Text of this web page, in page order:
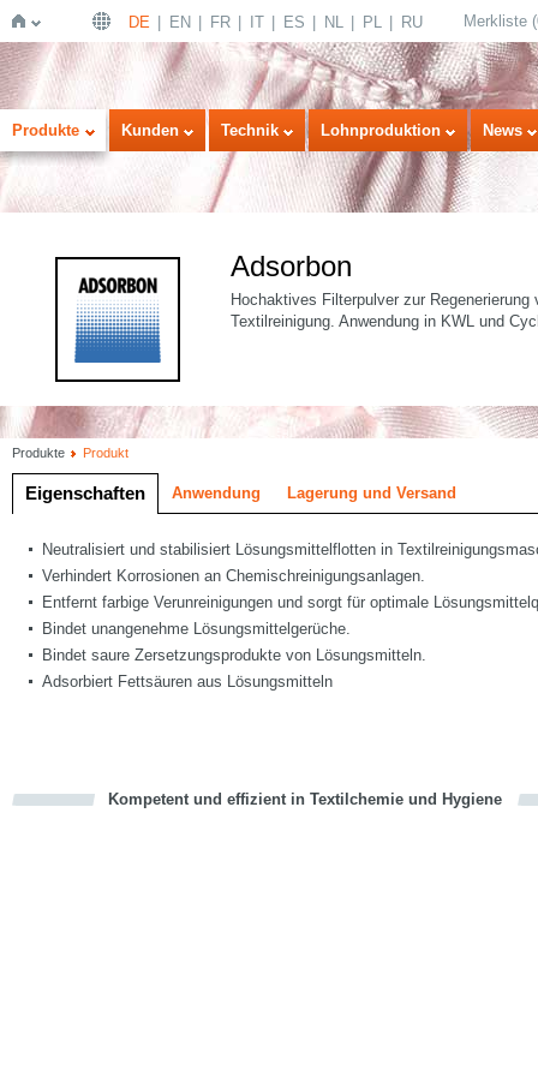
Startseite
DE EN FR IT ES NL PL RU Merkliste (
Produkte Kunden Technik Lohnproduktion News
Adsorbon
Hochaktives Filterpulver zur
Textilreinigung. Anwendung in KWL und
Produkte Produkt
Eigenschaften Anwendung Lagerung und Versand
Neutralisiert und stabilisiert Lösungsmittelflotten in
Verhindert Korrosionen an Chemischreinigungsanlagen.
Entfernt farbige Verunreinigungen und sorgt für optimale
Bindet unangenehme Lösungsmittelgerüche.
Bindet saure Zersetzungsprodukte von Lösungsmitteln.
Adsorbiert Fettsäuren aus Lösungsmitteln
Kompetent und effizient in Textilchemie und Hygiene